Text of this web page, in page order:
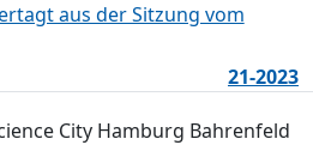
aus der Sitzung vom
21-2023
City Hamburg Bahrenfeld